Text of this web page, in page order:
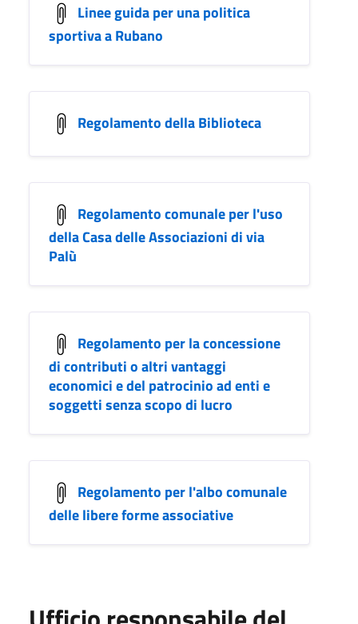
Linee guida per una politica
sportiva a Rubano
Regolamento della Biblioteca
Regolamento comunale per l'uso
della Casa delle Associazioni di via
Palù
Regolamento per la concessione
di contributi o altri vantaggi
economici e del patrocinio ad enti e
soggetti senza scopo di lucro
Regolamento per l'albo comunale
delle libere forme associative